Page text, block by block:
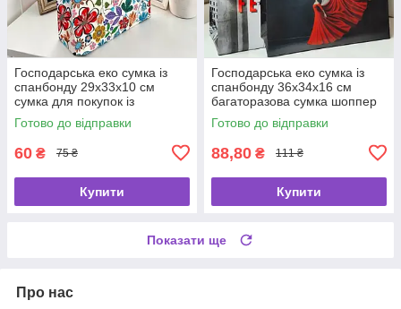
Господарська еко сумка із
спанбонду 29х33х10 см
сумка для покупок із
спанбонду
Готово до відправки
60 ₴ 75 ₴
Купити
Господарська еко сумка із
спанбонду 36х34х16 см
багаторазова сумка шоппер
для покупок із спанбонду
Готово до відправки
88,80 ₴ 111 ₴
Купити
Показати ще
Про нас